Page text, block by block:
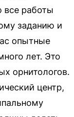
все работы
заданию и
опытные
лет. Это
орнитологов.
центр,